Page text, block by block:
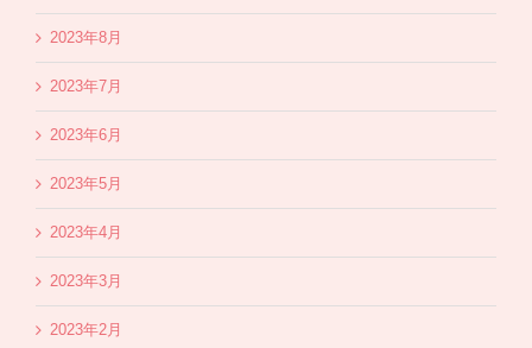
2023年8月
2023年7月
2023年6月
2023年5月
2023年4月
2023年3月
2023年2月